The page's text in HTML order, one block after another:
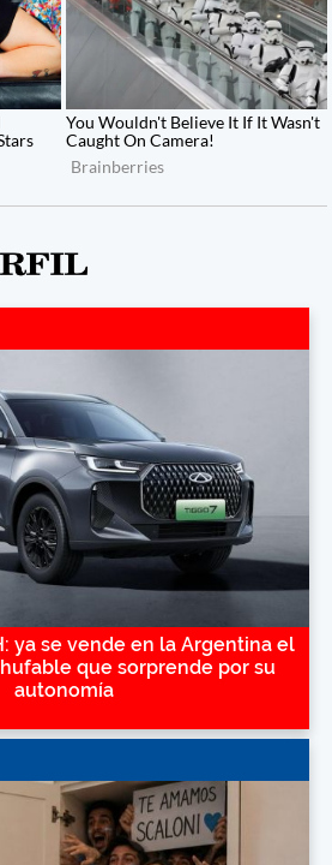
ya se vende en la Argentina el
que sorprende por su
autonomía